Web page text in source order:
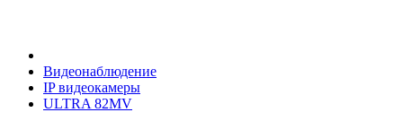
Видеонаблюдение
IP видеокамеры
ULTRA 82MV